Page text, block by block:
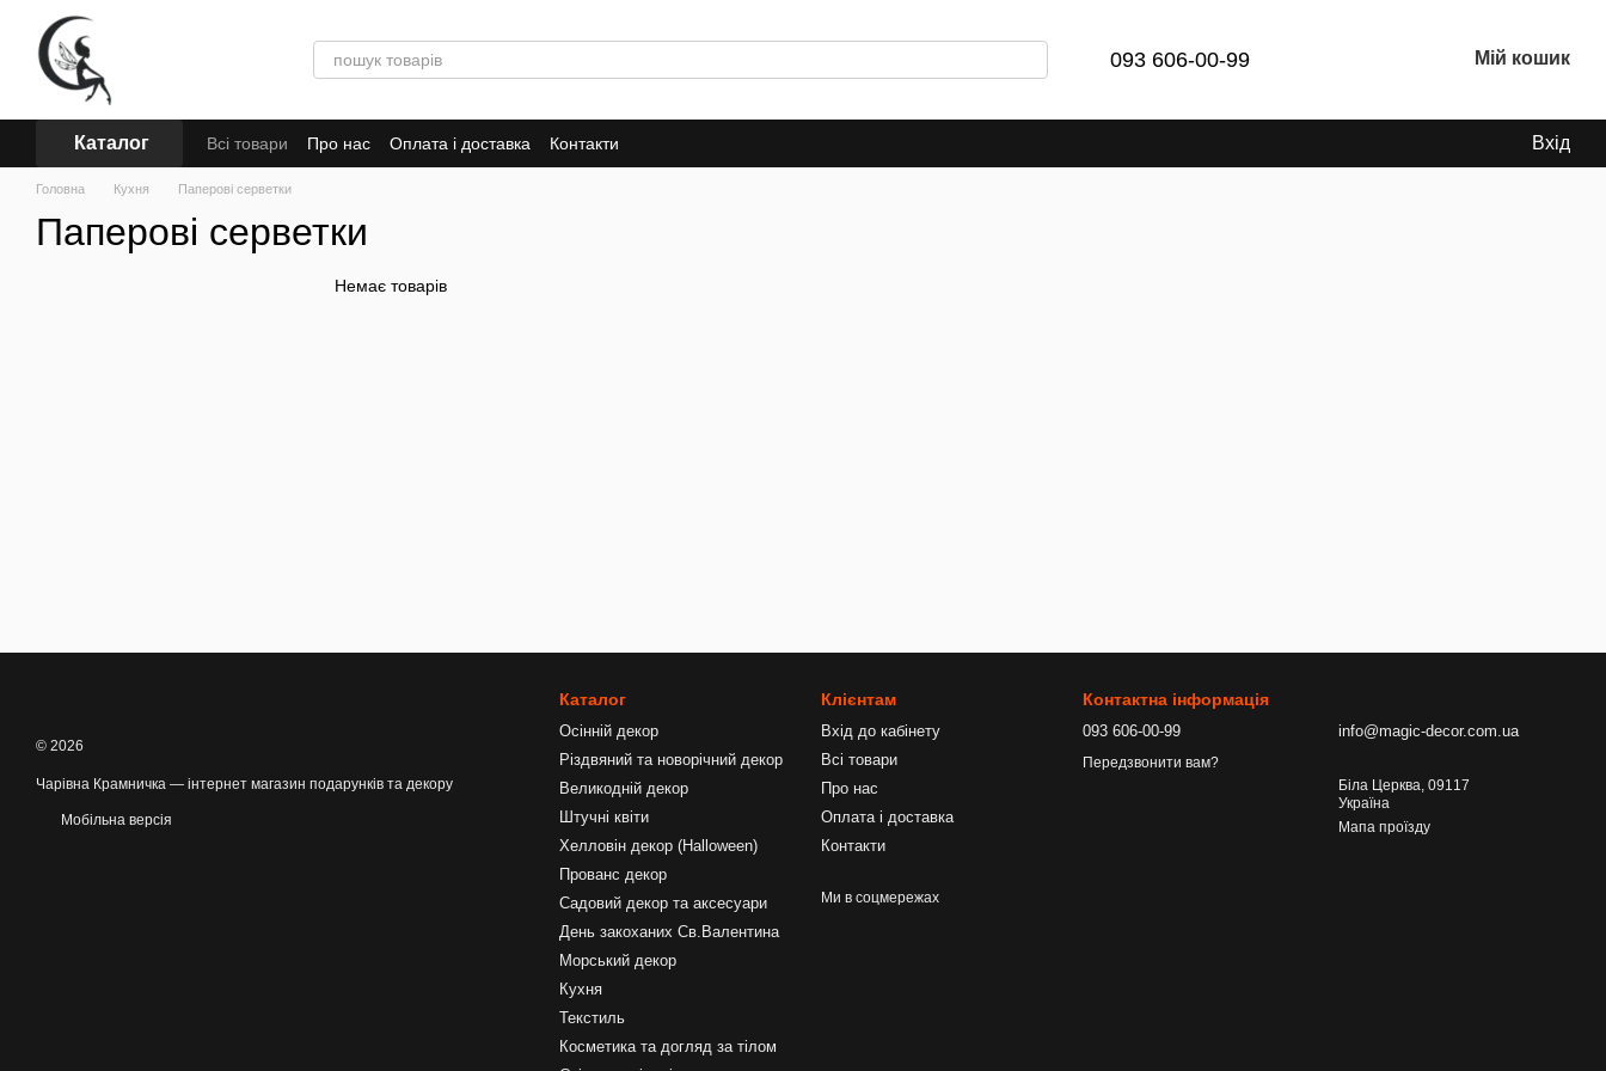
Перейти до основного контенту
093 606-00-99 Мій кошик
Каталог Всі товари Про нас Оплата і доставка Контакти Вхід
Головна Кухня Паперові серветки
Паперові серветки
Немає товарів
© 2026
Чарівна Крамничка — інтернет магазин подарунків та декору
Мобільна версія
Каталог
Осінній декор
Різдвяний та новорічний декор
Великодній декор
Штучні квіти
Хелловін декор (Halloween)
Прованс декор
Садовий декор та аксесуари
День закоханих Св.Валентина
Морський декор
Кухня
Текстиль
Косметика та догляд за тілом
Клієнтам
Вхід до кабінету
Всі товари
Про нас
Оплата і доставка
Контакти
Ми в соцмережах
Контактна інформація
093 606-00-99
Передзвонити вам?
info@magic-decor.com.ua
Біла Церква, 09117
Україна
Мапа проїзду